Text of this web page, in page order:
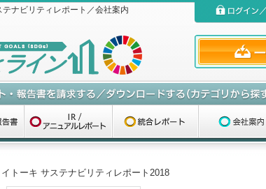
ナビリティレポート／会社案内
イトーキ サステナビリティレポート2018